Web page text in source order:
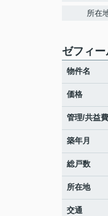
所在
ゼフィ
物件名
価格
管理/共益費
築年月
総戸数
所在地
交通